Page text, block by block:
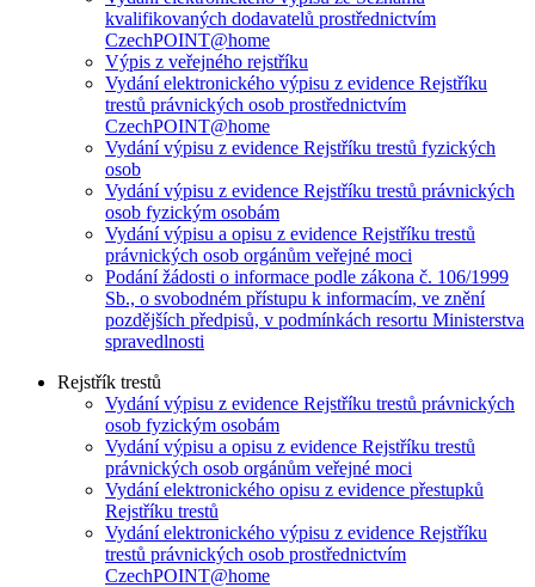
kvalifikovaných dodavatelů prostřednictvím
CzechPOINT@home
Výpis z veřejného rejstříku
Vydání elektronického výpisu z evidence Rejstříku
trestů právnických osob prostřednictvím
CzechPOINT@home
Vydání výpisu z evidence Rejstříku trestů fyzických
osob
Vydání výpisu z evidence Rejstříku trestů právnických
osob fyzickým osobám
Vydání výpisu a opisu z evidence Rejstříku trestů
právnických osob orgánům veřejné moci
Podání žádosti o informace podle zákona č. 106/1999
Sb., o svobodném přístupu k informacím, ve znění
pozdějších předpisů, v podmínkách resortu Ministerstva
spravedlnosti
Rejstřík trestů
Vydání výpisu z evidence Rejstříku trestů právnických
osob fyzickým osobám
Vydání výpisu a opisu z evidence Rejstříku trestů
právnických osob orgánům veřejné moci
Vydání elektronického opisu z evidence přestupků
Rejstříku trestů
Vydání elektronického výpisu z evidence Rejstříku
trestů právnických osob prostřednictvím
CzechPOINT@home